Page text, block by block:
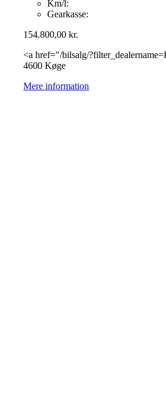
Km/l:
Gearkasse:
154.800,00kr.
<a href="/bilsalg/
4600 Køge
Mere information